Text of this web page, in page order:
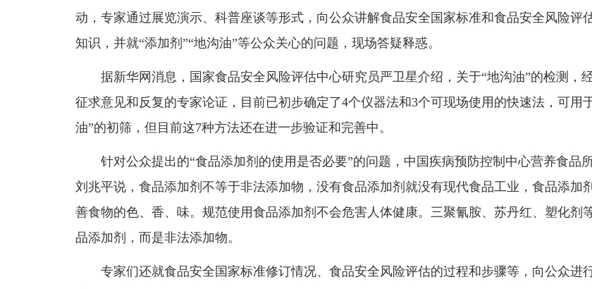
动，专家通过展览演示、科普座谈等形式，向公众讲解食品安全国家标准和食品安全风险评
知识，并就“添加剂”“地沟油”等公众关心的问题，现场答疑释惑。
据新华网消息，国家食品安全风险评估中心研究员严卫星介绍，关于“地沟油”的检测，
征求意见和反复的专家论证，目前已初步确定了4个仪器法和3个可现场使用的快速法，可用
油”的初筛，但目前这7种方法还在进一步验证和完善中。
针对公众提出的“食品添加剂的使用是否必要”的问题，中国疾病预防控制中心营养食品
刘兆平说，食品添加剂不等于非法添加物，没有食品添加剂就没有现代食品工业，食品添加
善食物的色、香、味。规范使用食品添加剂不会危害人体健康。三聚氰胺、苏丹红、塑化剂
品添加剂，而是非法添加物。
专家们还就食品安全国家标准修订情况、食品安全风险评估的过程和步骤等，向公众进